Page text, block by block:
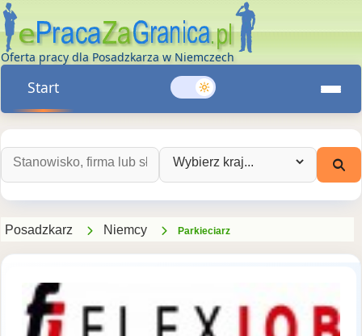
Oferta pracy dla Posadzkarza w Niemczech
Start
Szukaj ofert pracy: Wybierz kraj:
Posadzkarz Niemcy Parkieciarz